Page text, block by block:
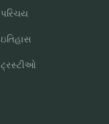
પરિચય
ઇતિહાસ
ટ્રસ્ટીઓ